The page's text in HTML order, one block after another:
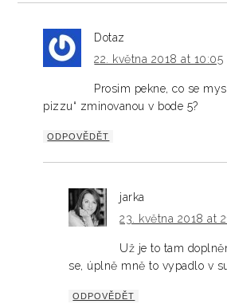
Dotaz
22. května 2018 at 10:05
Prosim pekne, co se
pizzu“ zminovanou v bode 5?
ODPOVĚDĚT
jarka
23. května 2018 at
Už je to tam
se, úplně mně to vypadlo v
ODPOVĚDĚT